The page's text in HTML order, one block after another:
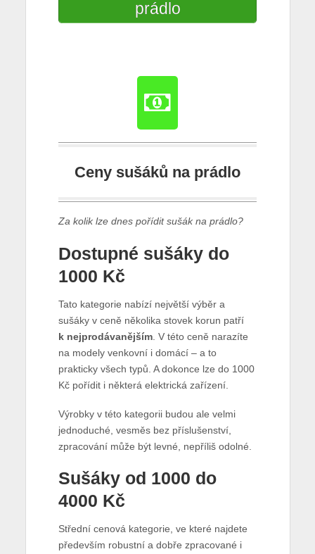
prádlo
Ceny sušáků na prádlo
Za kolik lze dnes pořídit sušák na prádlo?
Dostupné sušáky do
1000 Kč
Tato kategorie nabízí největší výběr a
sušáky v ceně několika stovek korun patří
k nejprodávanějším. V této ceně narazíte
na modely venkovní i domácí – a to
prakticky všech typů. A dokonce lze do 1000
Kč pořídit i některá elektrická zařízení.
Výrobky v této kategorii budou ale velmi
jednoduché, vesměs bez příslušenství,
zpracování může být levné, nepříliš odolné.
Sušáky od 1000 do
4000 Kč
Střední cenová kategorie, ve které najdete
především robustní a dobře zpracované i